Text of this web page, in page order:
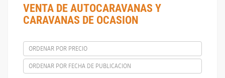
VENTA DE AUTOCARAVANAS Y
CARAVANAS DE OCASION
ORDENAR POR PRECIO
ORDENAR POR FECHA DE PUBLICACION